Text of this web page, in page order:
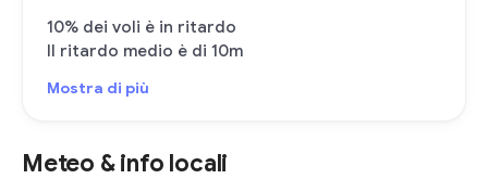
10% dei voli è in ritardo
Il ritardo medio è di 10m
Mostra di più
Meteo & info locali